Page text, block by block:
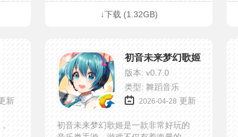
戏，各种曲目都可以选择体验，玩家
↓下载 (1.32GB)
新
初音未来梦幻歌姬
版本: v0.7.0
类型: 舞蹈音乐
2026-04-28 更新
初音未来梦幻歌姬是一款非常好玩的